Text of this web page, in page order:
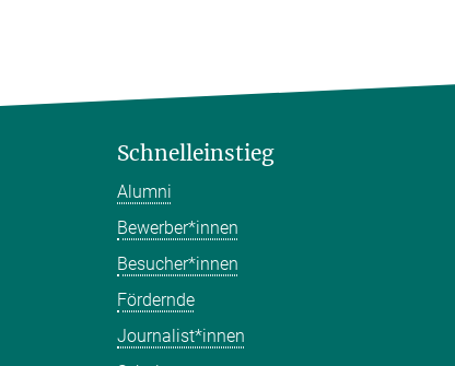
Schnelleinstieg
Alumni
Bewerber*innen
Besucher*innen
Fördernde
Journalist*innen